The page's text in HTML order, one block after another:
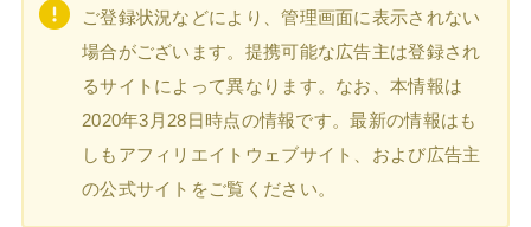
ご登録状況などにより、管理画面に表示されない
場合がございます。提携可能な広告主は登録され
るサイトによって異なります。なお、本情報は
2020年3月28日時点の情報です。最新の情報はも
しもアフィリエイトウェブサイト、および広告主
の公式サイトをご覧ください。